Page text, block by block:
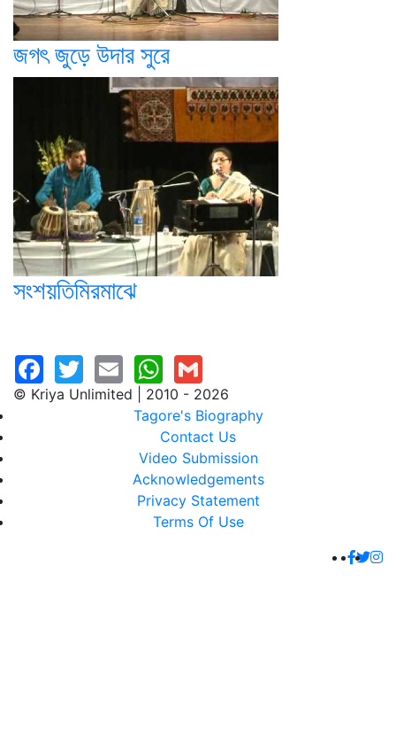
জগৎ জুড়ে উদার সুরে
সংশয়তিমিরমাঝে
© Kriya Unlimited | 2010 - 2026
Tagore's Biography
Contact Us
Video Submission
Acknowledgements
Privacy Statement
Terms Of Use